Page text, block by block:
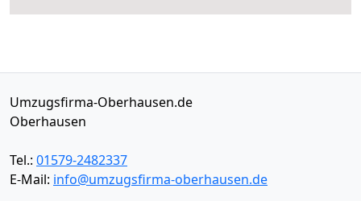
Umzugsfirma-Oberhausen.de
Oberhausen
Tel.: 01579-2482337
E-Mail: info@umzugsfirma-oberhausen.de